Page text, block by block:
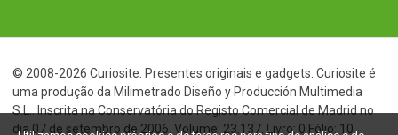
© 2008-2026 Curiosite. Presentes originais e gadgets. Curiosite é
uma produção da Milimetrado Diseño y Producción Multimedia
S.L.. Inscrita na Conservatória do Registo Comercial de Madrid no
dia 07 de setembro de 2006. Volume: 23.137. Livro: 0 Fólio: 10